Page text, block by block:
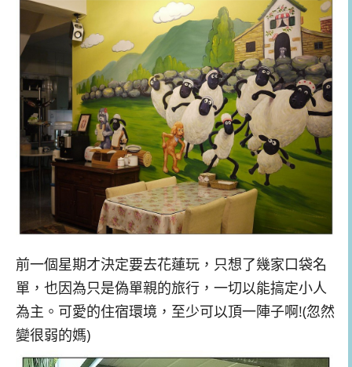
前一個星期才決定要去花蓮玩，只想了幾家口袋名
單，也因為只是偽單親的旅行，一切以能搞定小人
為主。可愛的住宿環境，至少可以頂一陣子啊!(忽然
變很弱的媽)